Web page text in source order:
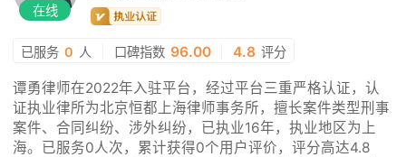
在线
已服务 0 人 口碑指数 96.00 4.8 评分
谭勇律师在2022年入驻平台，经过平台三重严格认证，认
证执业律所为北京恒都上海律师事务所，擅长案件类型刑事
案件、合同纠纷、涉外纠纷，已执业16年，执业地区为上
海。已服务0人次，累计获得0个用户评价，评分高达4.8